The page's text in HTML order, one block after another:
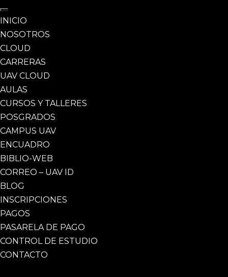
INICIO
NOSOTROS
CLOUD
CARRERAS
UAV CLOUD
AULAS
CURSOS Y TALLERES
POSGRADOS
CAMPUS UAV
ENCUADRO
BIBLIO-WEB
CORREO – UAV ID
BLOG
INSCRIPCIONES
PAGOS
PASARELA DE PAGO
CONTROL DE ESTUDIO
CONTACTO